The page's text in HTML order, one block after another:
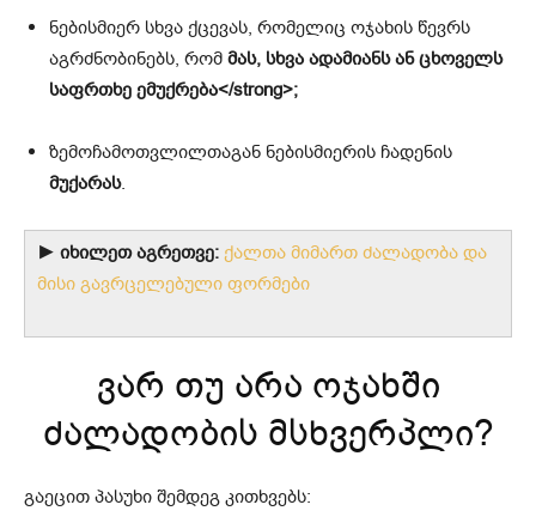
ნებისმიერ სხვა ქცევას, რომელიც ოჯახის წევრს
აგრძნობინებს, რომ მას, სხვა ადამიანს ან ცხოველს
საფრთხე ემუქრება</strong>;
ზემოჩამოთვლილთაგან ნებისმიერის ჩადენის
მუქარას.
► იხილეთ აგრეთვე: ქალთა მიმართ ძალადობა და
მისი გავრცელებული ფორმები
ვარ თუ არა ოჯახში
ძალადობის მსხვერპლი?
გაეცით პასუხი შემდეგ კითხვებს: